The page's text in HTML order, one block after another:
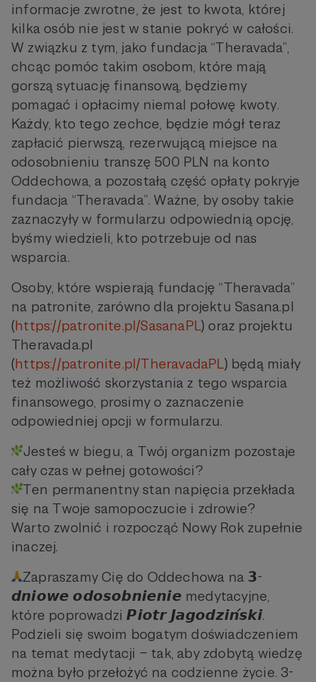
informacje zwrotne, że jest to kwota, której
kilka osób nie jest w stanie pokryć w całości.
W związku z tym, jako fundacja “Theravada”,
chcąc pomóc takim osobom, które mają
gorszą sytuację finansową, będziemy
pomagać i opłacimy niemal połowę kwoty.
Każdy, kto tego zechce, będzie mógł teraz
zapłacić pierwszą, rezerwującą miejsce na
odosobnieniu transzę 500 PLN na konto
Oddechowa, a pozostałą część opłaty pokryje
fundacja “Theravada”. Ważne, by osoby takie
zaznaczyły w formularzu odpowiednią opcję,
byśmy wiedzieli, kto potrzebuje od nas
wsparcia.
Osoby, które wspierają fundację “Theravada”
na patronite, zarówno dla projektu Sasana.pl
(https://patronite.pl/SasanaPL) oraz projektu
Theravada.pl
(https://patronite.pl/TheravadaPL) będą miały
też możliwość skorzystania z tego wsparcia
finansowego, prosimy o zaznaczenie
odpowiedniej opcji w formularzu.
Jesteś w biegu, a Twój organizm pozostaje
cały czas w pełnej gotowości?
Ten permanentny stan napięcia przekłada
się na Twoje samopoczucie i zdrowie?
Warto zwolnić i rozpocząć Nowy Rok zupełnie
inaczej.
Zapraszamy Cię do Oddechowa na 𝟯-
𝙙𝙣𝙞𝙤𝙬𝙚 𝙤𝙙𝙤𝙨𝙤𝙗𝙣𝙞𝙚𝙣𝙞𝙚 medytacyjne,
które poprowadzi 𝙋𝙞𝙤𝙩𝙧 𝙅𝙖𝙜𝙤𝙙𝙯𝙞𝙣́𝙨𝙠𝙞.
Podzieli się swoim bogatym doświadczeniem
na temat medytacji – tak, aby zdobytą wiedzę
można było przełożyć na codzienne życie. 3-